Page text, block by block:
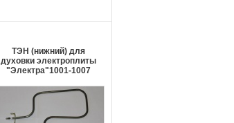
ТЭН (нижний) для
духовки электроплиты
"Электра"1001-1007